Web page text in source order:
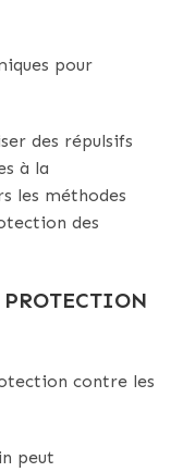
pour
des répulsifs
à la
les méthodes
des
contre les
peut